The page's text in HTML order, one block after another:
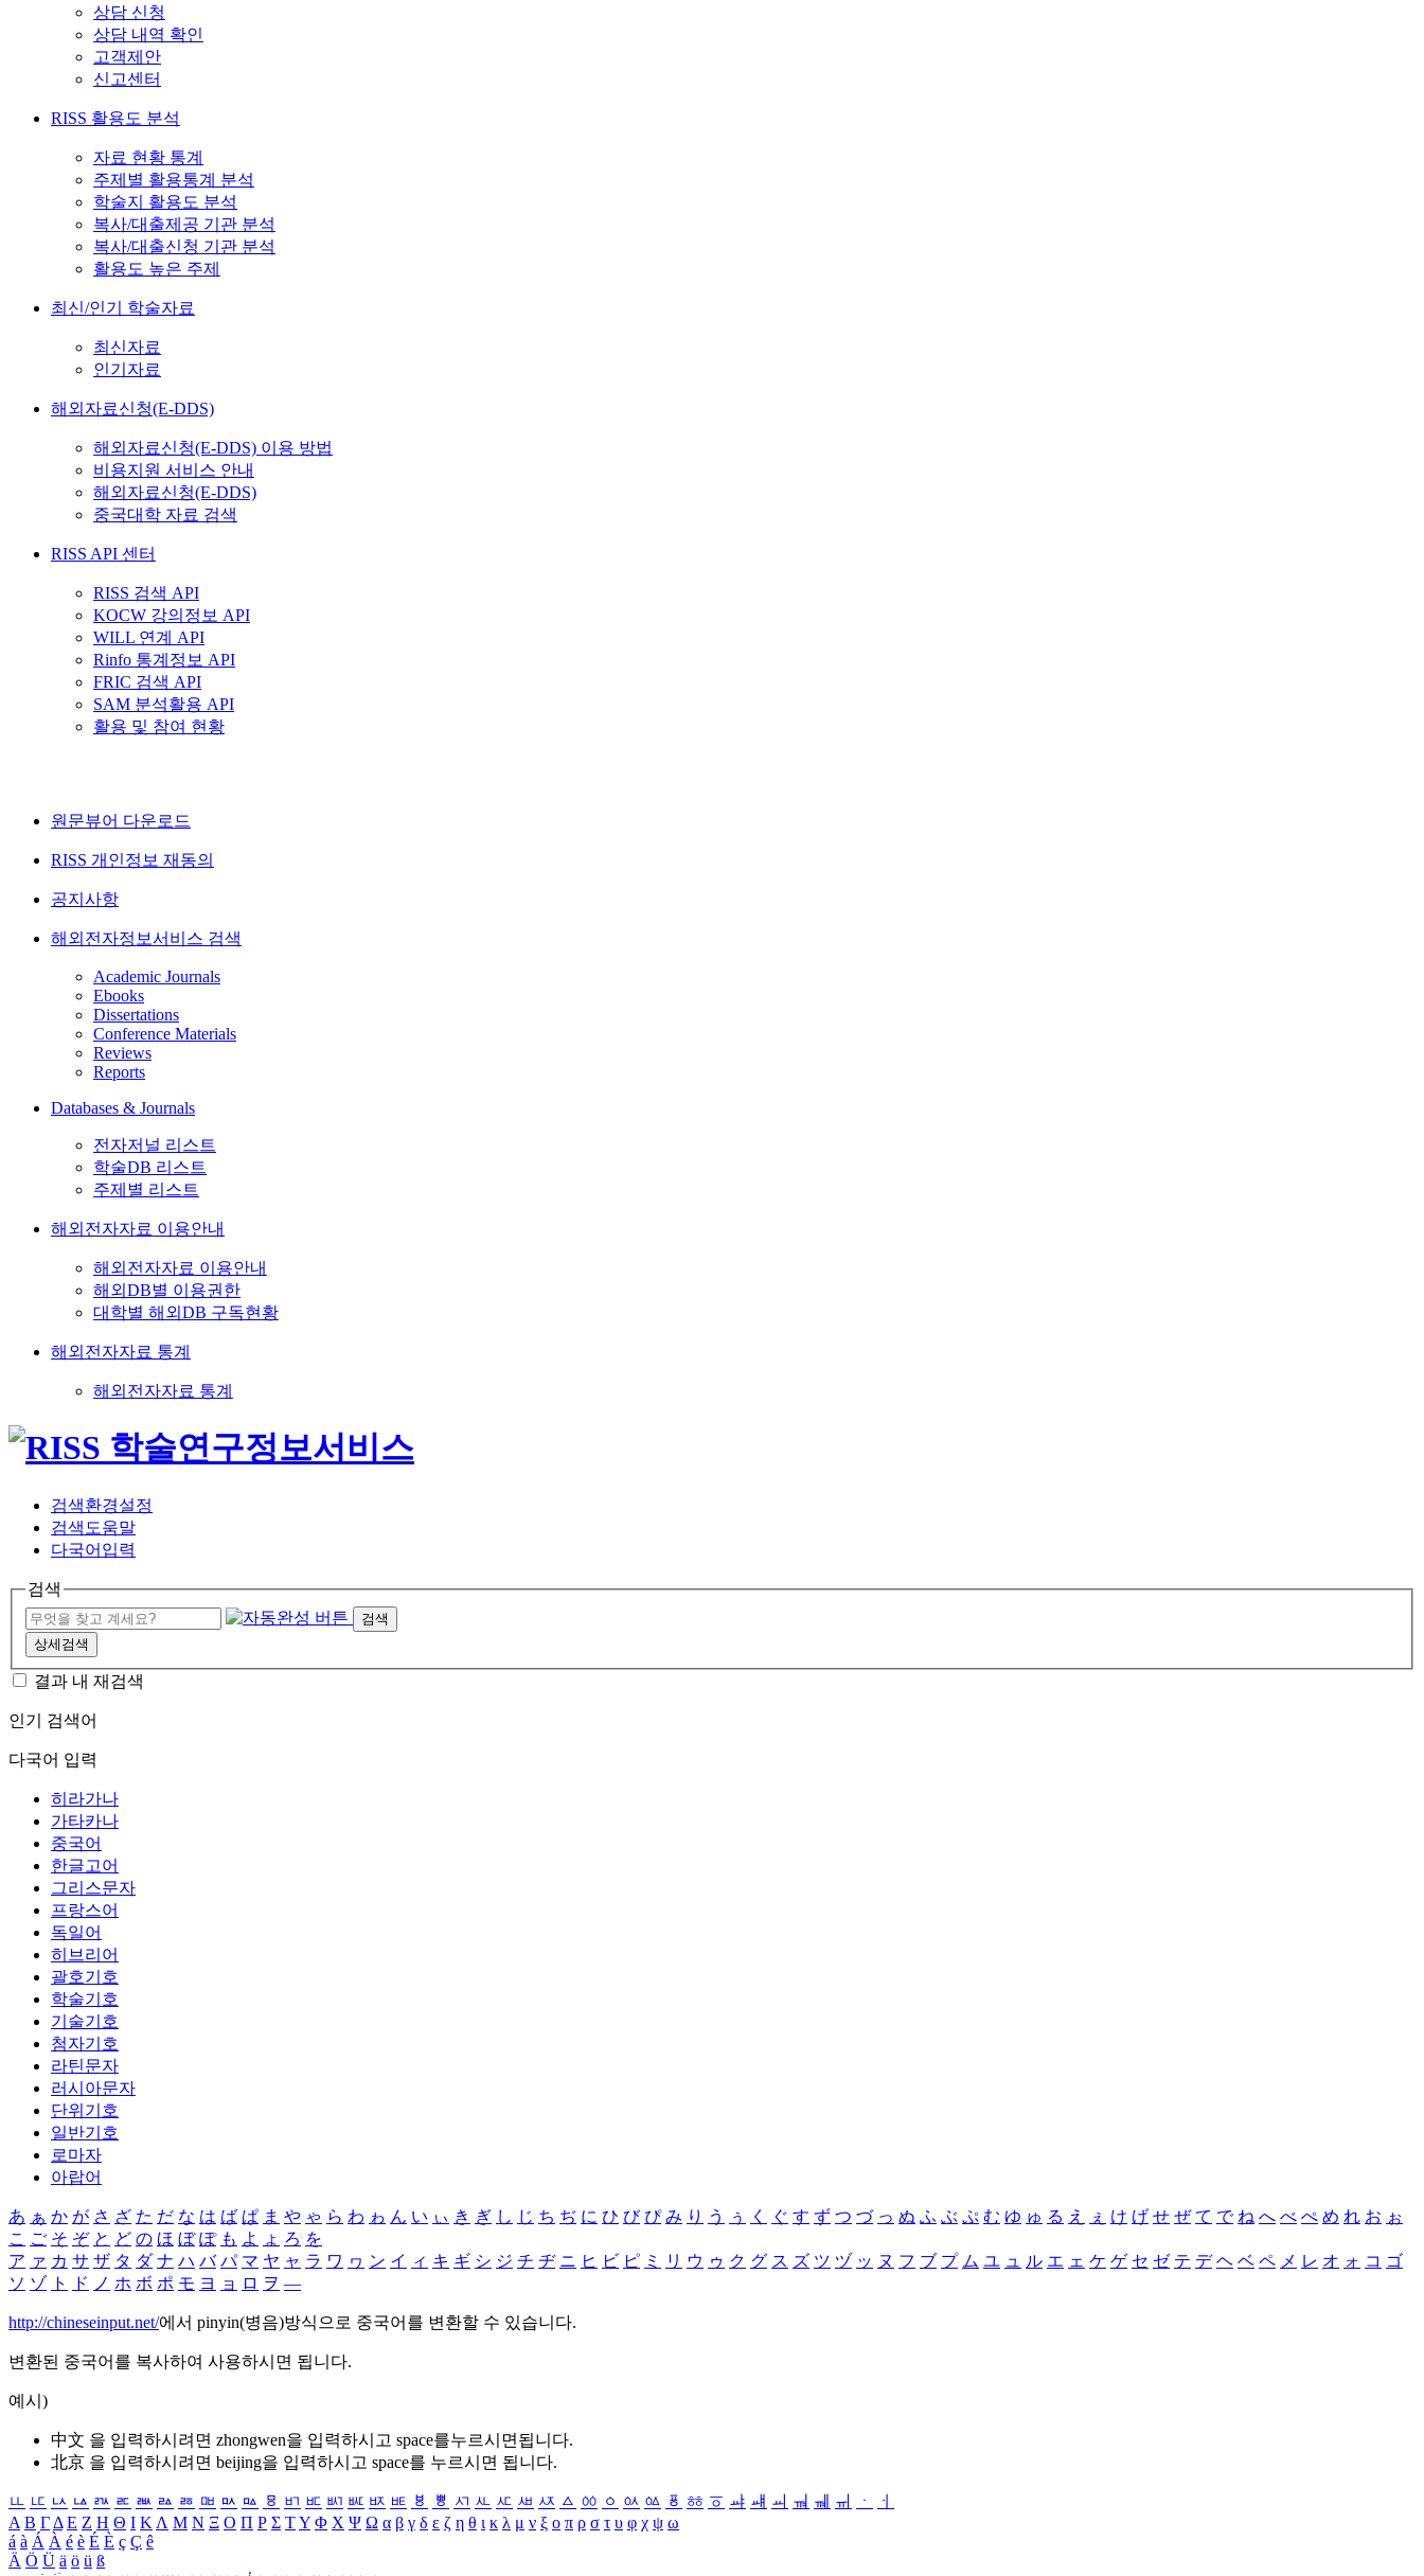
상담 신청
상담 내역 확인
고객제안
신고센터
RISS 활용도 분석
자료 현황 통계
주제별 활용통계 분석
학술지 활용도 분석
복사/대출제공 기관 분석
복사/대출신청 기관 분석
활용도 높은 주제
최신/인기 학술자료
최신자료
인기자료
해외자료신청(E-DDS)
해외자료신청(E-DDS) 이용 방법
비용지원 서비스 안내
해외자료신청(E-DDS)
중국대학 자료 검색
RISS API 센터
RISS 검색 API
KOCW 강의정보 API
WILL 연계 API
Rinfo 통계정보 API
FRIC 검색 API
SAM 분석활용 API
활용 및 참여 현황
원문뷰어 다운로드
RISS 개인정보 재동의
공지사항
해외전자정보서비스 검색
Academic Journals
Ebooks
Dissertations
Conference Materials
Reviews
Reports
Databases & Journals
전자저널 리스트
학술DB 리스트
주제별 리스트
해외전자자료 이용안내
해외전자자료 이용안내
해외DB별 이용권한
대학별 해외DB 구독현황
해외전자자료 통계
해외전자자료 통계
검색환경설정
검색도움말
다국어입력
검색
검색
상세검색
결과 내 재검색
인기 검색어
다국어 입력
히라가나
가타카나
중국어
한글고어
그리스문자
프랑스어
독일어
히브리어
괄호기호
학술기호
기술기호
첨자기호
라틴문자
러시아문자
단위기호
일반기호
로마자
아랍어
あ ぁ か が さ ざ た だ な は ば ぱ ま や ゃ ら わ ゎ ん い ぃ き ぎ し じ ち ぢ に ひ び ぴ み り う ぅ く ぐ す ず つ づ っ ぬ ふ ぶ ぷ む ゆ ゅ る え ぇ け げ せ ぜ て で ね へ べ ぺ め れ お ぉ
こ ご そ ぞ と ど の ほ ぼ ぽ も よ ょ ろ を
ア ァ カ サ ザ タ ダ ナ ハ バ パ マ ヤ ャ ラ ワ ヮ ン イ ィ キ ギ シ ジ チ ヂ ニ ヒ ビ ピ ミ リ ウ ゥ ク グ ス ズ ツ ヅ ッ ヌ フ ブ プ ム ユ ュ ル エ ェ ケ ゲ セ ゼ テ デ ヘ ベ ペ メ レ オ ォ コ ゴ
ソ ゾ ト ド ノ ホ ボ ポ モ ヨ ョ ロ ヲ ―
http://chineseinput.net/에서 pinyin(병음)방식으로 중국어를 변환할 수 있습니다.
변환된 중국어를 복사하여 사용하시면 됩니다.
예시)
中文 을 입력하시려면 zhongwen을 입력하시고 space를누르시면됩니다.
北京 을 입력하시려면 beijing을 입력하시고 space를 누르시면 됩니다.
ㅥ ㅦ ㅧ ㅨ ㅩ ㅪ ㅫ ㅬ ㅭ ㅮ ㅯ ㅰ ㅱ ㅲ ㅳ ㅴ ㅵ ㅶ ㅷ ㅸ ㅹ ㅺ ㅻ ㅼ ㅽ ㅾ ㅿ ㆀ ㆁ ㆂ ㆃ ㆄ ㆅ ㆆ ㆇ ㆈ ㆉ ㆊ ㆋ ㆌ ㆍ
ㆎ
Α Β ΓΔ Ε Ζ Η Θ Ι ΚΛ Μ Ν Ξ Ο Π Ρ Σ ΤΥ Φ Χ Ψ Ω α β γ δ ε ζ η θ ι κ λ μ ν ξ ο π ρ σ τ υ φ χ ψ ω
á à Á À é è É È ç Ç ê
Ä Ö Ü ä ö ü ß